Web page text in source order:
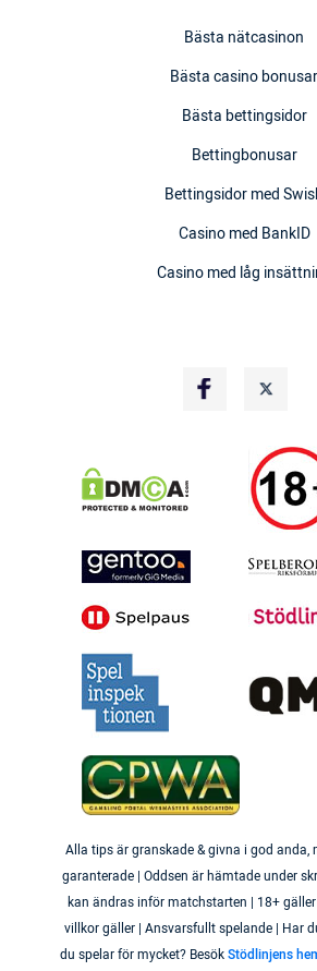
Bästa nätcasinon
Bästa casino bonusar
Bästa bettingsidor
Bettingbonusar
Bettingsidor med
Casino med BankID
Casino med låg
Alla tips är granskade & givna i god anda,
garanterade | Oddsen är hämtade under
kan ändras inför matchstarten | 18+ gäller
villkor gäller | Ansvarsfullt spelande | Har
du spelar för mycket? BesökStödlinjens